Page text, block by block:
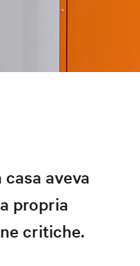
aveva
propria
critiche.